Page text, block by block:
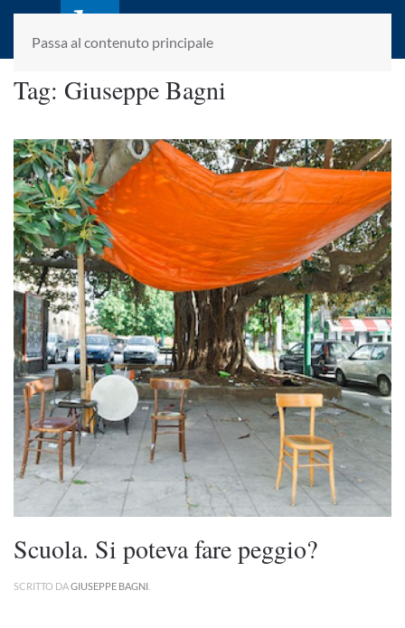
Passa al contenuto principale
laletteraturaenoi.it
fondato da Romano Luperini
Tag: Giuseppe Bagni
Scuola. Si poteva fare peggio?
SCRITTO DAGIUSEPPE BAGNI